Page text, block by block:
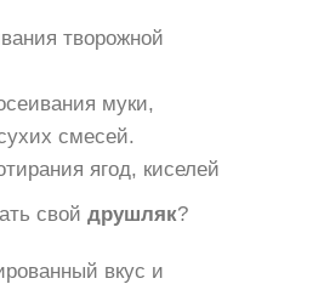
творожной
муки,
смесей.
ягод, киселей
свой друшляк?
вкус и